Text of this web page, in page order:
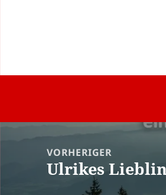
Beitragsnavigation
VORHERIGER
Vorheriger
Beitrag:
Ulrikes